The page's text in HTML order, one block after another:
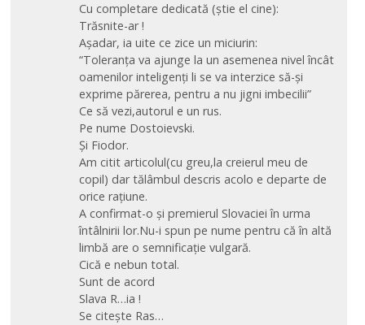
Cu completare dedicată (știe el cine):
Trăsnite-ar !
Așadar, ia uite ce zice un miciurin:
“Toleranța va ajunge la un asemenea nivel încât
oamenilor inteligenți li se va interzice să-și
exprime părerea, pentru a nu jigni imbecilii”
Ce să vezi,autorul e un rus.
Pe nume Dostoievski.
Și Fiodor.
Am citit articolul(cu greu,la creierul meu de
copil) dar tălâmbul descris acolo e departe de
orice rațiune.
A confirmat-o și premierul Slovaciei în urma
întâlnirii lor.Nu-i spun pe nume pentru că în altă
limbă are o semnificație vulgară.
Cică e nebun total.
Sunt de acord
Slava R…ia !
Se citește Ras…